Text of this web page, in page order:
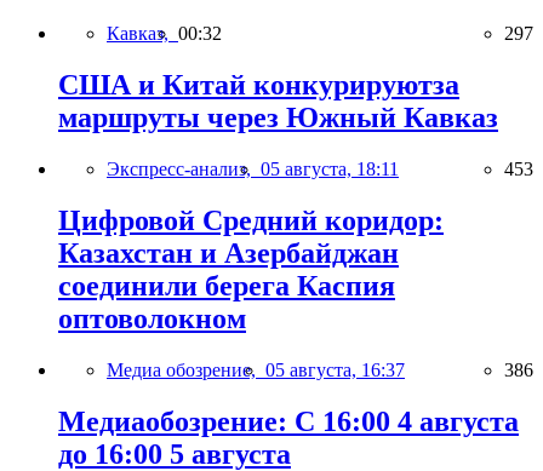
Кавказ, 00:32 297
США и Китай конкурируютза
маршруты через Южный Кавказ
Экспресс-анализ, 05 августа, 18:11 453
Цифровой Средний коридор:
Казахстан и Азербайджан
соединили берега Каспия
оптоволокном
Медиа обозрение, 05 августа, 16:37 386
Медиаобозрение: С 16:00 4 августа
до 16:00 5 августа